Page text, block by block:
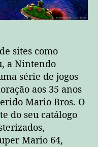
sites como
a Nintendo
série de jogos
aos 35 anos
Mario Bros. O
do seu catálogo
Mario 64,